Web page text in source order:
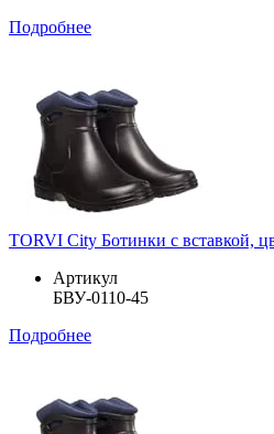
Подробнее
TORVI City Ботинки с вставкой,
Артикул
БВУ-0110-45
Подробнее